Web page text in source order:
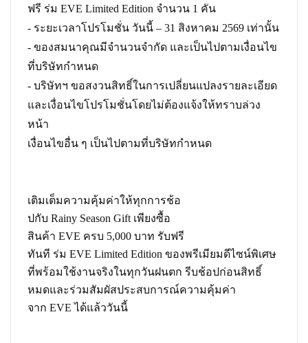
ฟรี ร่ม EVE Limited Edition จำนวน 1 คัน
- ระยะเวลาโปรโมชั่น วันนี้ – 31 สิงหาคม 2569 เท่านั้น
- ของสมนาคุณมีจำนวนจำกัด และเป็นไปตามเงื่อนไข
ที่บริษัทกำหนด
- บริษัทฯ ขอสงวนสิทธิ์ในการเปลี่ยนแปลงรายละเอียด
และเงื่อนไขโปรโมชั่นโดยไม่ต้องแจ้งให้ทราบล่วง
หน้า
เงื่อนไขอื่น ๆ เป็นไปตามที่บริษัทกำหนด
เติมเต็มความคุ้มค่าให้ทุกการช้อ
ปกับ Rainy Season Gift เพียงซื้อ
สินค้า EVE ครบ 5,000 บาท รับฟรี
ทันที ร่ม EVE Limited Edition ของพรีเมียมดีไซน์พิเศษ
ที่พร้อมใช้งานจริงในทุกวันฝนตก รีบช้อปก่อนสิทธิ์
หมดและร่วมสัมผัสประสบการณ์ความคุ้มค่า
จาก EVE ได้แล้ววันนี้